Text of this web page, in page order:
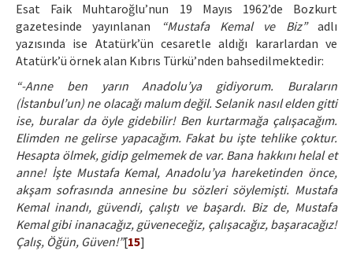
Esat Faik Muhtaroğlu’nun 19 Mayıs 1962’de Bozkurt
gazetesinde yayınlanan
“Mustafa Kemal ve Biz”adlı
yazısında ise Atatürk’ün cesaretle aldığı kararlardan ve
Atatürk’ü örnek alan Kıbrıs Türkü’nden bahsedilmektedir:
“-Anne ben yarın Anadolu’ya gidiyorum. Buraların
(İstanbul’un) ne olacağı malum değil. Selanik nasıl elden gitti
ise, buralar da öyle gidebilir! Ben kurtarmağa çalışacağım.
Elimden ne gelirse yapacağım. Fakat bu işte tehlike çoktur.
Hesapta ölmek, gidip gelmemek de var. Bana hakkını helal et
anne! İşte Mustafa Kemal, Anadolu’ya hareketinden önce,
akşam sofrasında annesine bu sözleri söylemişti. Mustafa
Kemal inandı, güvendi, çalıştı ve başardı. Biz de, Mustafa
Kemal gibi inanacağız, güveneceğiz, çalışacağız, başaracağız!
Çalış, Öğün, Güven!”[15]